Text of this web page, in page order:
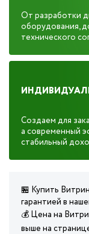
От разработки
оборудования,
технического
Создаем для
а современный
стабильный
🏪 Купить
гарантией в
💰 Цена на
выше на